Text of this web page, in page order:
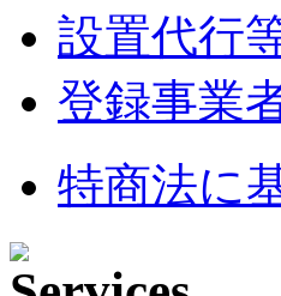
設置代行
登録事業
特商法に